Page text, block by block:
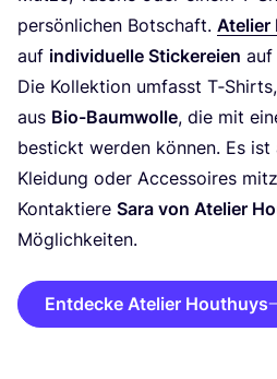
per­sön­li­chen Bot­schaft. Ate­lier
auf indi­vi­du­el­le Sti­cke­rei­en auf
Die Kol­lek­ti­on umfasst
aus Bio-Baum­wol­le, die mit
bestickt wer­den kön­nen. Es
Klei­dung oder Acces­soires
Kon­tak­tie­re Sara von Ate­lier
Möglichkeiten.
Entdecke Atelier Houthuys